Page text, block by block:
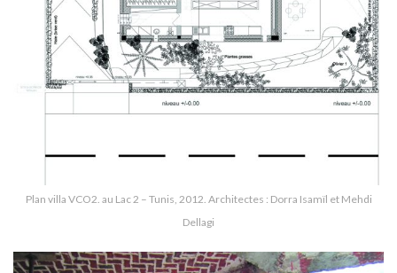
Plan villa VCO2. au Lac 2 – Tunis, 2012. Architectes : Dorra Isamïl et Mehdi
Dellagi